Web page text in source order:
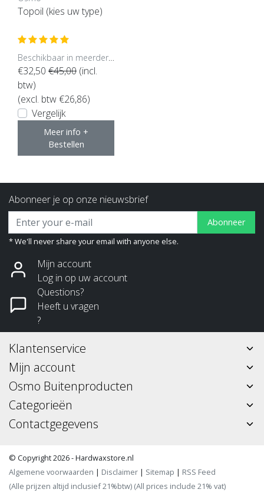
Topoil (kies uw type)
€32,50 €45,00 (incl.
btw)
(excl. btw €26,86)
Vergelijk
Meer info +
Bestellen
Abonneer je op onze nieuwsbrief
Abonneer
* We'll never share your email with anyone else.
Mijn account
Log in op uw account
Questions?
Heeft u vragen
?
Klantenservice
Mijn account
Osmo Buitenproducten
Categorieën
Contactgegevens
© Copyright 2026 - Hardwaxstore.nl
Algemene voorwaarden | Disclaimer | Sitemap | RSS Feed
(Alle prijzen altijd inclusief 21%btw) (All prices include 21% vat)